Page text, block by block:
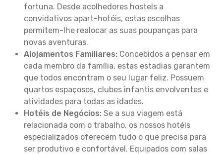
fortuna. Desde acolhedores hostels a
convidativos apart-hotéis, estas escolhas
permitem-lhe realocar as suas poupanças para
novas aventuras.
Alojamentos Familiares: Concebidos a pensar em
cada membro da família, estas estadias garantem
que todos encontram o seu lugar feliz. Possuem
quartos espaçosos, clubes infantis envolventes e
atividades para todas as idades.
Hotéis de Negócios: Se a sua viagem está
relacionada com o trabalho, os nossos hotéis
especializados oferecem tudo o que precisa para
ser produtivo e confortável. Equipados com salas